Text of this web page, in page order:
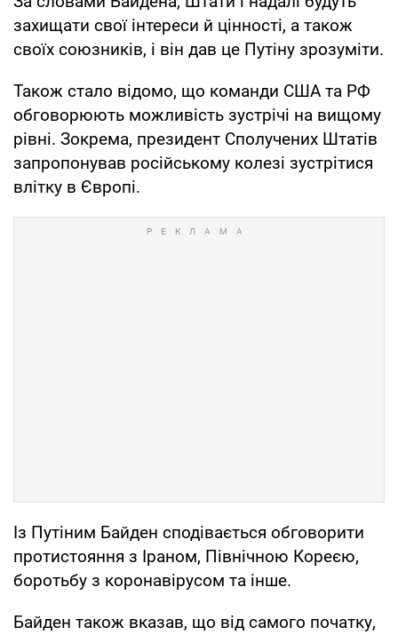
захищати свої інтереси й цінності, а також
своїх союзників, і він дав це Путіну зрозуміти.
Також стало відомо, що команди США та РФ
обговорюють можливість зустрічі на вищому
рівні. Зокрема, президент Сполучених Штатів
запропонував російському колезі зустрітися
влітку в Європі.
Із Путіним Байден сподівається обговорити
протистояння з Іраном, Північною Кореєю,
боротьбу з коронавірусом та інше.
Байден також вказав, що від самого початку,